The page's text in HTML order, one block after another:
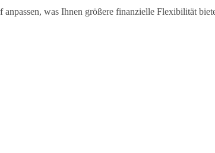
was Ihnen größere finanzielle Flexibilität